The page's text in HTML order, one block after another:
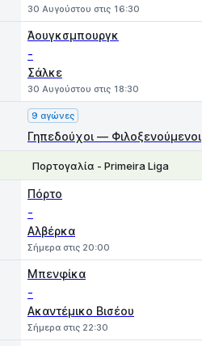
30 Αυγούστου στις 16:30
Άουγκσμπουργκ
-
Σάλκε
30 Αυγούστου στις 18:30
9 αγώνες
Γηπεδούχοι — Φιλοξενούμενοι
Πορτογαλία - Primeira Liga
Πόρτο
-
Αλβέρκα
Σήμερα στις 20:00
Μπενφίκα
-
Ακαντέμικο Βισέου
Σήμερα στις 22:30